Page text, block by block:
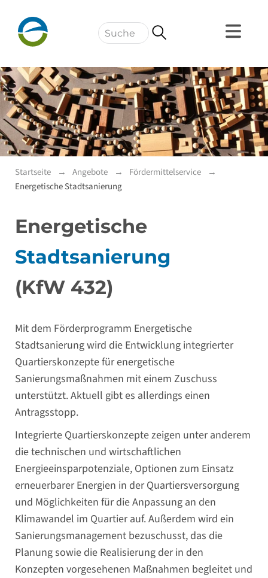
Navigation
Startseite Angebote
Fördermittelservice
Energetische Stadtsanierung
Energetische
Stadtsanierung
(KfW 432)
Mit dem Förderprogramm Energetische
Stadtsanierung wird die Entwicklung integrierter
Quartierskonzepte für energetische
Sanierungsmaßnahmen mit einem Zuschuss
unterstützt. Aktuell gibt es allerdings einen
Antragsstopp.
Integrierte Quartierskonzepte zeigen unter anderem
die technischen und wirtschaftlichen
Energieeinsparpotenziale, Optionen zum Einsatz
erneuerbarer Energien in der Quartiersversorgung
und Möglichkeiten für die Anpassung an den
Klimawandel im Quartier auf. Außerdem wird ein
Sanierungsmanagement bezuschusst, das die
Planung sowie die Realisierung der in den
Konzepten vorgesehenen Maßnahmen begleitet und